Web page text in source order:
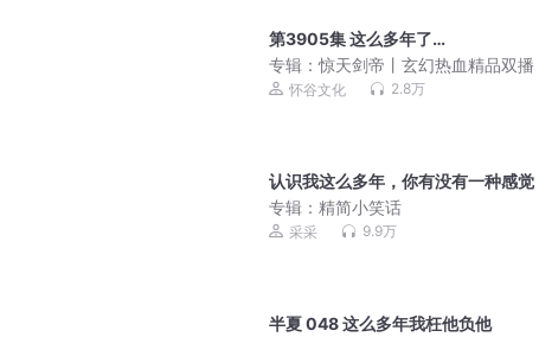
第3905集 这么多年了…
专辑：惊天剑帝丨玄幻热血精品双播
怀谷文化 2.8万
认识我这么多年，你有没有一种感觉
专辑： 精简小笑话
采采 9.9万
半夏 048 这么多年我枉他负他